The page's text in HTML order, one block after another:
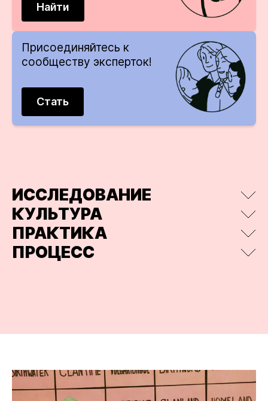
Найти
Присоеди­няйтесь к
сообществу эксперток!
Стать
ИССЛЕДОВАНИЕ
КУЛЬТУРА
ПРАКТИКА
ПРОЦЕСС